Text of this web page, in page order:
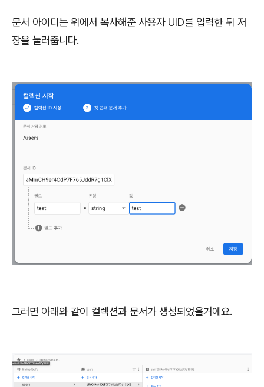
문서 아이디는 위에서 복사해준 사용자 UID를 입력한 뒤 저
장을 눌러줍니다.
그러면 아래와 같이 컬렉션과 문서가 생성되었을거에요.